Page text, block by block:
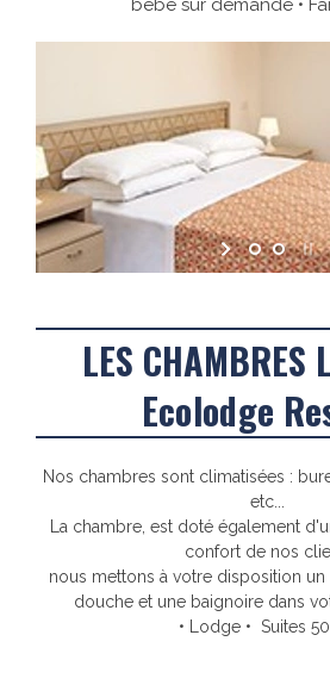
bébé sur demande •
LES CHAMBRES
Ecolodge
Nos chambres sont climatisées :
etc...
La chambre, est doté également
confort de nos
nous mettons à votre disposition
douche et une baignoire dans
• Lodge • Suites